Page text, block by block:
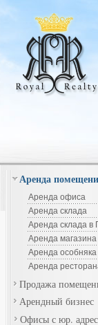
Аренда
Аренда офиса
Аренда склада
Аренда склада в
Аренда магазина
Аренда особняка
Аренда
Продажа
Арендный бизнес
Офисы с юр.